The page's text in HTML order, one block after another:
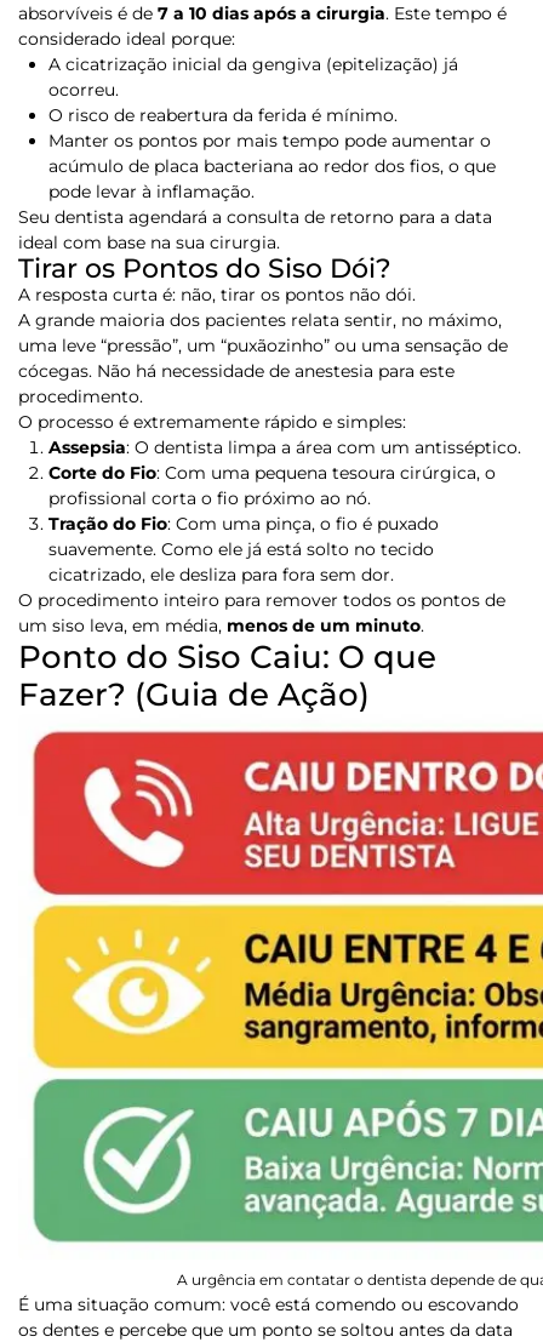
absorvíveis é de 7 a 10 dias após a cirurgia. Este tempo é
considerado ideal porque:
A cicatrização inicial da gengiva (epitelização) já
ocorreu.
O risco de reabertura da ferida é mínimo.
Manter os pontos por mais tempo pode aumentar o
acúmulo de placa bacteriana ao redor dos fios, o que
pode levar à inflamação.
Seu dentista agendará a consulta de retorno para a data
ideal com base na sua cirurgia.
Tirar os Pontos do Siso Dói?
A resposta curta é: não, tirar os pontos não dói.
A grande maioria dos pacientes relata sentir, no máximo,
uma leve “pressão”, um “puxãozinho” ou uma sensação de
cócegas. Não há necessidade de anestesia para este
procedimento.
O processo é extremamente rápido e simples:
Assepsia: O dentista limpa a área com um antisséptico.
Corte do Fio: Com uma pequena tesoura cirúrgica, o
profissional corta o fio próximo ao nó.
Tração do Fio: Com uma pinça, o fio é puxado
suavemente. Como ele já está solto no tecido
cicatrizado, ele desliza para fora sem dor.
O procedimento inteiro para remover todos os pontos de
um siso leva, em média, menos de um minuto.
Ponto do Siso Caiu: O que
Fazer? (Guia de Ação)
A urgência em contatar o dentista depende de
É uma situação comum: você está comendo ou escovando
os dentes e percebe que um ponto se soltou antes da data